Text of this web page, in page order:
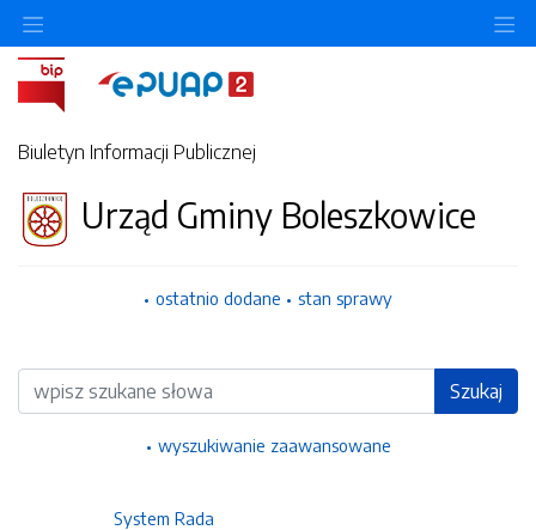
Biuletyn Informacji Publicznej
Urząd Gminy Boleszkowice
ostatnio dodane stan sprawy
Wyszukiwarka Szukaj
wyszukiwanie zaawansowane
System Rada